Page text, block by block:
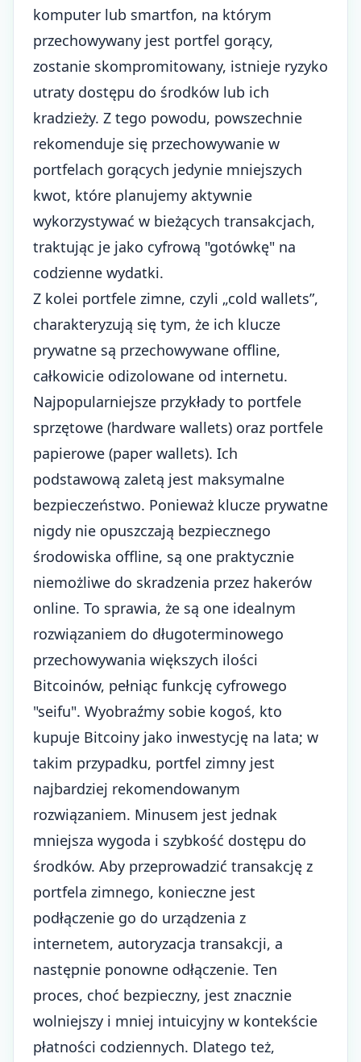
komputer lub smartfon, na którym
przechowywany jest portfel gorący,
zostanie skompromitowany, istnieje ryzyko
utraty dostępu do środków lub ich
kradzieży. Z tego powodu, powszechnie
rekomenduje się przechowywanie w
portfelach gorących jedynie mniejszych
kwot, które planujemy aktywnie
wykorzystywać w bieżących transakcjach,
traktując je jako cyfrową "gotówkę" na
codzienne wydatki.
Z kolei portfele zimne, czyli „cold wallets”,
charakteryzują się tym, że ich klucze
prywatne są przechowywane offline,
całkowicie odizolowane od internetu.
Najpopularniejsze przykłady to portfele
sprzętowe (hardware wallets) oraz portfele
papierowe (paper wallets). Ich
podstawową zaletą jest maksymalne
bezpieczeństwo. Ponieważ klucze prywatne
nigdy nie opuszczają bezpiecznego
środowiska offline, są one praktycznie
niemożliwe do skradzenia przez hakerów
online. To sprawia, że są one idealnym
rozwiązaniem do długoterminowego
przechowywania większych ilości
Bitcoinów, pełniąc funkcję cyfrowego
"seifu". Wyobraźmy sobie kogoś, kto
kupuje Bitcoiny jako inwestycję na lata; w
takim przypadku, portfel zimny jest
najbardziej rekomendowanym
rozwiązaniem. Minusem jest jednak
mniejsza wygoda i szybkość dostępu do
środków. Aby przeprowadzić transakcję z
portfela zimnego, konieczne jest
podłączenie go do urządzenia z
internetem, autoryzacja transakcji, a
następnie ponowne odłączenie. Ten
proces, choć bezpieczny, jest znacznie
wolniejszy i mniej intuicyjny w kontekście
płatności codziennych. Dlatego też,